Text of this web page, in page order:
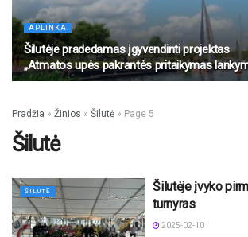
APLINKA
Šilutėje pradedamas įgyvendinti projektas
„Atmatos upės pakrantės pritaikymas
Pradžia » Žinios » Šilutė » Page 5
Šilutė
ŠILUTĖ
Šilutėje įvyko
turnyras
2025-02-10